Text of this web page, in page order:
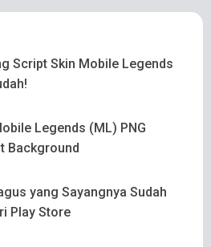
Script Skin Mobile Legends
Legends (ML) PNG
Background
yang Sayangnya Sudah
Play Store